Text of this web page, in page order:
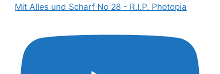
Mit Alles und Scharf No 28 - R.I.P. Photopia